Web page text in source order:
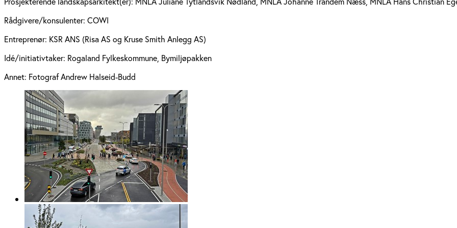
Rådgivere/konsulenter: COWI
Entreprenør: KSR ANS (Risa AS og Kruse Smith Anlegg AS)
Idé/initiativtaker: Rogaland Fylkeskommune, Bymiljøpakken
Annet: Fotograf Andrew Halseid-Budd